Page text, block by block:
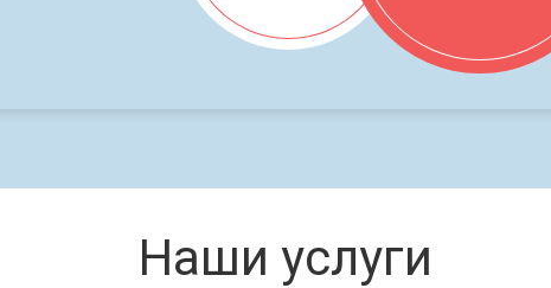
Наши услуги